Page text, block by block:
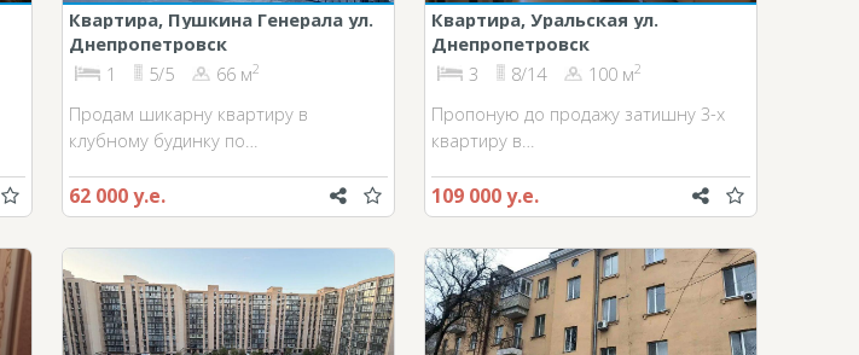
Квартира, Пушкина Генерала ул.
Днепропетровск
1
5/5 66 м2
Продам шикарну квартиру в
клубному будинку по…
62 000 у.е.
Квартира, Уральская ул.
Днепропетровск
3
8/14 100 м2
Пропоную до продажу затишну 3-х
квартиру в…
109 000 у.е.